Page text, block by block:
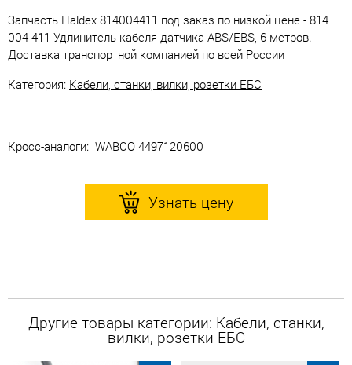
Запчасть Haldex 814004411 под заказ по низкой цене - 814
004 411 Удлинитель кабеля датчика ABS/EBS, 6 метров.
Доставка транспортной компанией по всей России
Категория: Кабели, станки, вилки, розетки ЕБС
Кросс-аналоги: WABCO 4497120600
Узнать цену
Другие товары категории: Кабели, станки,
вилки, розетки ЕБС